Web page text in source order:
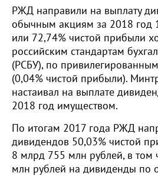
РЖД направили на выплату
обычным акциям за 2018 год
или 72,74% чистой прибыли
российским стандартам
(РСБУ), по
(0,04% чистой прибыли).
настаивал на выплате
2018 год имуществом.
По итогам 2017 года РЖД
дивидендов 50,03% чистой
8 млрд 755 млн рублей, в том
млн рублей на дивиденды по